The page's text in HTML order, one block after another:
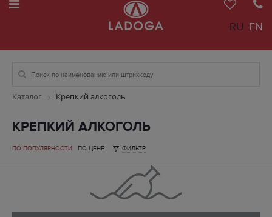
RU EN
Каталог Крепкий алкоголь
КРЕПКИЙ АЛКОГОЛЬ
ПО ПОПУЛЯРНОСТИ ПО ЦЕНЕ ФИЛЬТР